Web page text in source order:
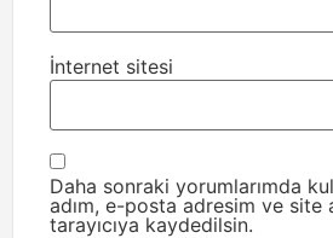
İnternet sitesi
Daha sonraki yorumlarımda
adım, e-posta adresim ve site
tarayıcıya kaydedilsin.